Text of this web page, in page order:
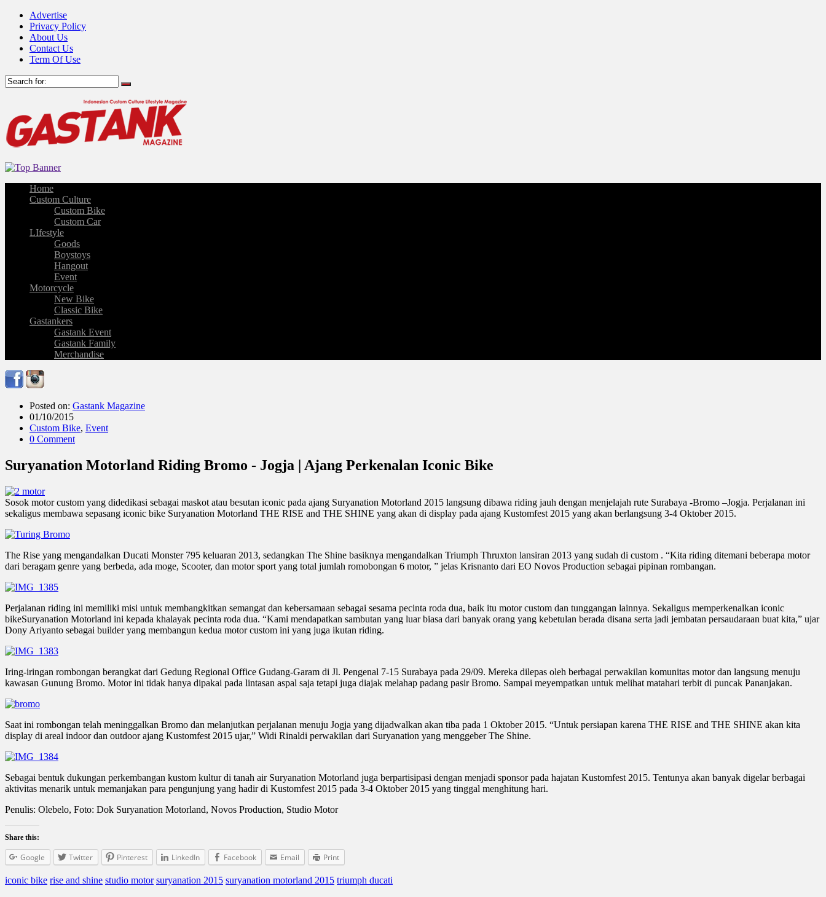
Advertise
Privacy Policy
About Us
Contact Us
Term Of Use
Home
Custom Culture
Custom Bike
Custom Car
LIfestyle
Goods
Boystoys
Hangout
Event
Motorcycle
New Bike
Classic Bike
Gastankers
Gastank Event
Gastank Family
Merchandise
Posted on: Gastank Magazine
01/10/2015
Custom Bike, Event
0 Comment
Suryanation Motorland Riding Bromo - Jogja | Ajang Perkenalan Iconic Bike
Sosok motor custom yang didedikasi sebagai maskot atau besutan iconic pada ajang Suryanation Motorland 2015 langsung dibawa riding jauh dengan menjelajah rute Surabaya -Bromo –Jogja. Perjalanan ini
sekaligus membawa sepasang iconic bike Suryanation Motorland THE RISE and THE SHINE yang akan di display pada ajang Kustomfest 2015 yang akan berlangsung 3-4 Oktober 2015.
The Rise yang mengandalkan Ducati Monster 795 keluaran 2013, sedangkan The Shine basiknya mengandalkan Triumph Thruxton lansiran 2013 yang sudah di custom . “Kita riding ditemani beberapa motor
dari beragam genre yang berbeda, ada moge, Scooter, dan motor sport yang total jumlah romobongan 6 motor, ” jelas Krisnanto dari EO Novos Production sebagai pipinan rombangan.
Perjalanan riding ini memiliki misi untuk membangkitkan semangat dan kebersamaan sebagai sesama pecinta roda dua, baik itu motor custom dan tunggangan lainnya. Sekaligus memperkenalkan iconic
bikeSuryanation Motorland ini kepada khalayak pecinta roda dua. “Kami mendapatkan sambutan yang luar biasa dari banyak orang yang kebetulan berada disana serta jadi jembatan persaudaraan buat kita,” ujar
Dony Ariyanto sebagai builder yang membangun kedua motor custom ini yang juga ikutan riding.
Iring-iringan rombongan berangkat dari Gedung Regional Office Gudang-Garam di Jl. Pengenal 7-15 Surabaya pada 29/09. Mereka dilepas oleh berbagai perwakilan komunitas motor dan langsung menuju
kawasan Gunung Bromo. Motor ini tidak hanya dipakai pada lintasan aspal saja tetapi juga diajak melahap padang pasir Bromo. Sampai meyempatkan untuk melihat matahari terbit di puncak Pananjakan.
Saat ini rombongan telah meninggalkan Bromo dan melanjutkan perjalanan menuju Jogja yang dijadwalkan akan tiba pada 1 Oktober 2015. “Untuk persiapan karena THE RISE and THE SHINE akan kita
display di areal indoor dan outdoor ajang Kustomfest 2015 ujar,” Widi Rinaldi perwakilan dari Suryanation yang menggeber The Shine.
Sebagai bentuk dukungan perkembangan kustom kultur di tanah air Suryanation Motorland juga berpartisipasi dengan menjadi sponsor pada hajatan Kustomfest 2015. Tentunya akan banyak digelar berbagai
aktivitas menarik untuk memanjakan para pengunjung yang hadir di Kustomfest 2015 pada 3-4 Oktober 2015 yang tinggal menghitung hari.
Penulis: Olebelo, Foto: Dok Suryanation Motorland, Novos Production, Studio Motor
Share this:
Google Twitter Pinterest LinkedIn Facebook Email Print
iconic bike rise and shine studio motor suryanation 2015 suryanation motorland 2015 triumph ducati